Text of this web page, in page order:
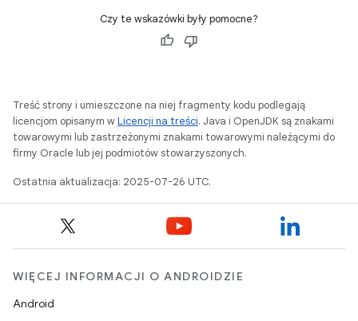
Czy te wskazówki były pomocne?
Treść strony i umieszczone na niej fragmenty kodu podlegają
licencjom opisanym wLicencji na treści. Java i OpenJDK są znakami
towarowymi lub zastrzeżonymi znakami towarowymi należącymi do
firmy Oracle lub jej podmiotów stowarzyszonych.
Ostatnia aktualizacja: 2025-07-26 UTC.
WIĘCEJ INFORMACJI O ANDROIDZIE
Android